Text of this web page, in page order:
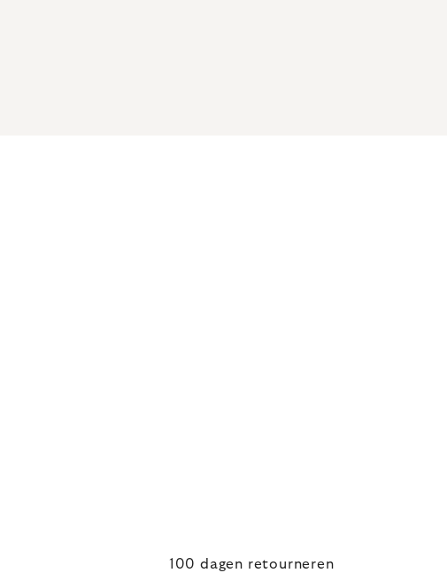
100 dagen retourneren